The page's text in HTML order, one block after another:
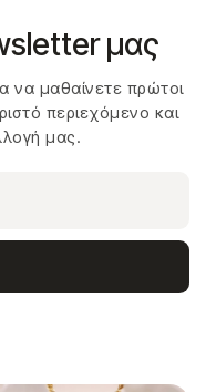
μας
να μαθαίνετε πρώτοι
περιεχόμενο και
μας.